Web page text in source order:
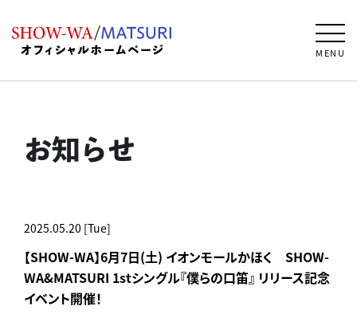
MENU
お知らせ
2025.05.20 [Tue]
【SHOW-WA】6月7日(土) イオンモールかほく SHOW-
WA&MATSURI 1stシングル『僕らの口笛』 リリース記念
イベント開催！